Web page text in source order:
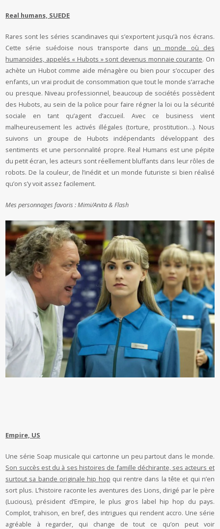
Real humans, SUEDE
Rares sont les séries scandinaves qui s’exportent jusqu’à nos écrans.
Cette série suédoise nous transporte dans un monde où des
humanoïdes, appelés « Hubots » sont devenus monnaie courante. On
achète un Hubot comme aide ménagère ou bien pour s’occuper des
enfants, un vrai produit de consommation que tout le monde s’arrache
ou presque. Niveau professionnel, beaucoup de sociétés possèdent
des Hubots, au sein de la police pour faire régner la loi ou la sécurité
sociale en tant qu’agent d’accueil. Avec ce business vient
malheureusement les activés illégales (torture, prostitution…). Nous
suivons un groupe de Hubots indépendants développant des
sentiments et une personnalité propre. Real Humans est une pépite
du petit écran, les acteurs sont réellement bluffants dans leur rôles de
robots. De la couleur, de l’inédit et un monde futuriste si bien réalisé
qu’on s’y voit assez facilement.
Mes personnages favoris : Mimi/Anita & Flash
Empire, US
Une série Soap musicale qui cartonne un peu partout dans le monde.
Son succès est du à ses histoires de famille déchirante, ses acteurs et
surtout sa bande originale hip hop qui rentre dans la tête et qui n’en
sort plus. L’histoire raconte les aventures des Lions, dirigé par le père
(Lucious), président d’Empire, le plus gros label hip hop du pays.
Complot, trahison, en bref, des intrigues qui rendent accro. Une série
agréable à regarder, qui change de tout ce qu’on peut voir